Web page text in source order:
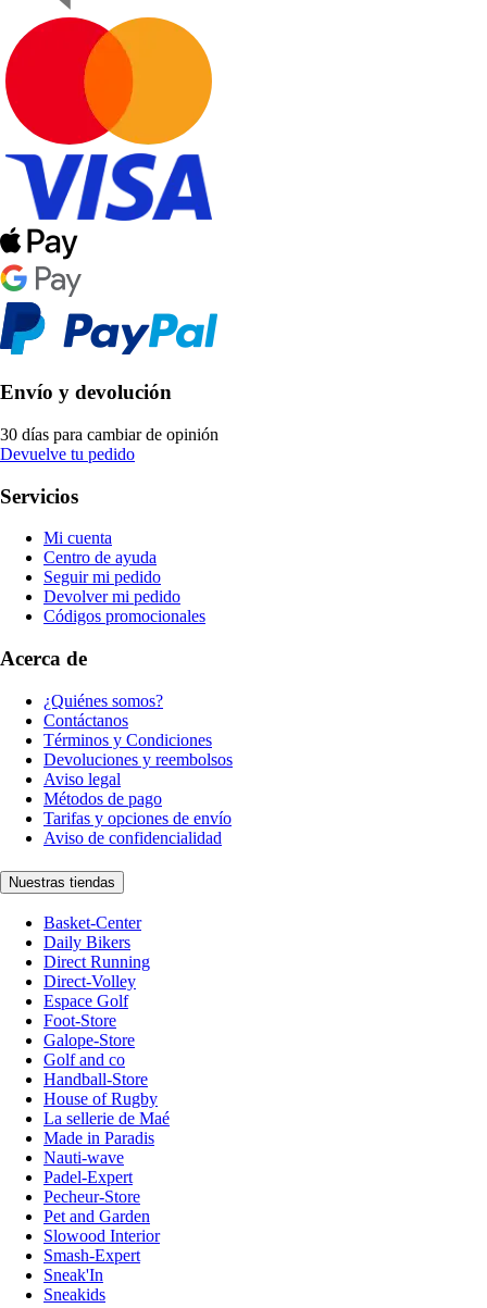
Envío y devolución
30 días para cambiar de opinión
Devuelve tu pedido
Servicios
Mi cuenta
Centro de ayuda
Seguir mi pedido
Devolver mi pedido
Códigos promocionales
Acerca de
¿Quiénes somos?
Contáctanos
Términos y Condiciones
Devoluciones y reembolsos
Aviso legal
Métodos de pago
Tarifas y opciones de envío
Aviso de confidencialidad
Nuestras tiendas
Basket-Center
Daily Bikers
Direct Running
Direct-Volley
Espace Golf
Foot-Store
Galope-Store
Golf and co
Handball-Store
House of Rugby
La sellerie de Maé
Made in Paradis
Nauti-wave
Padel-Expert
Pecheur-Store
Pet and Garden
Slowood Interior
Smash-Expert
Sneak'In
Sneakids